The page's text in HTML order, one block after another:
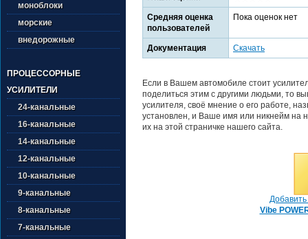
моноблоки
морские
внедорожные
ПРОЦЕССОРНЫЕ
УСИЛИТЕЛИ
24-канальные
16-канальные
14-канальные
12-канальные
10-канальные
9-канальные
8-канальные
7-канальные
Средняя оценка
пользователей
Пока оценок нет
Документация Скачать
Если в Вашем автомобиле стоит
поделиться этим с другими людьми, то
усилителя, своё мнение о его работе,
установлен, и Ваше имя или никнейм на
их на этой страничке нашего сайта.
Vibe